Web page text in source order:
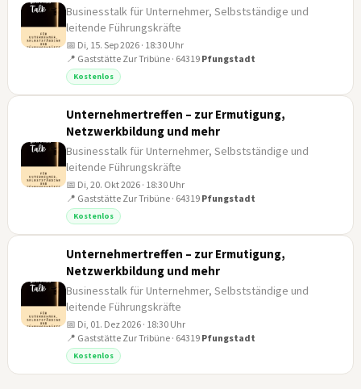
Businesstalk für Unternehmer, Selbstständige und
leitende Führungskräfte
📅 Di, 15. Sep 2026 · 18:30 Uhr
📍 Gaststätte Zur Tribüne · 64319 Pfungstadt
Kostenlos
Unternehmertreffen – zur Ermutigung,
Netzwerkbildung und mehr
Businesstalk für Unternehmer, Selbstständige und
leitende Führungskräfte
📅 Di, 20. Okt 2026 · 18:30 Uhr
📍 Gaststätte Zur Tribüne · 64319 Pfungstadt
Kostenlos
Unternehmertreffen – zur Ermutigung,
Netzwerkbildung und mehr
Businesstalk für Unternehmer, Selbstständige und
leitende Führungskräfte
📅 Di, 01. Dez 2026 · 18:30 Uhr
📍 Gaststätte Zur Tribüne · 64319 Pfungstadt
Kostenlos